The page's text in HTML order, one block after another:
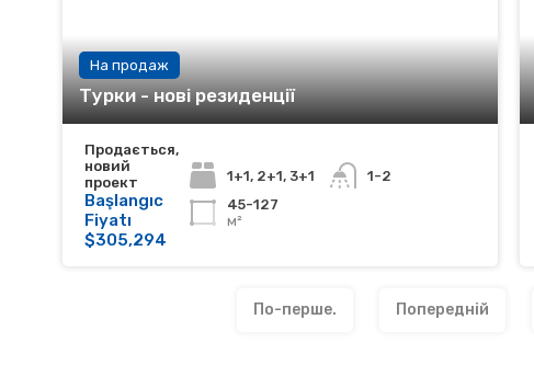
На продаж
Турки - нові резиденції
Продається,
новий
проект
Başlangıc
Fiyatı
$305,294
1+1, 2+1, 3+1
1-2
45-127
м²
По-перше. Попередній